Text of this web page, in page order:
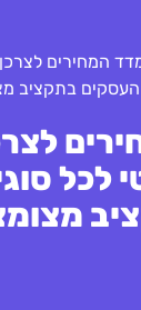
המחירים
העסקים בתקציב
לכל